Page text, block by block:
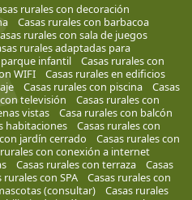
rurales con decoración
Casas rurales con barbacoa
rurales con sala de juegos
rurales adaptadas para
parque infantil
Casas rurales con
WIFI
Casas rurales en edificios
Casas rurales con piscina
Casas
televisión
Casas rurales con
vistas
Casa rurales con balcón
habitaciones
Casas rurales con
jardín cerrado
Casas rurales con
rurales con conexión a internet
Casas rurales con terraza
Casas
rurales con SPA
Casas rurales con
(consultar)
Casas rurales